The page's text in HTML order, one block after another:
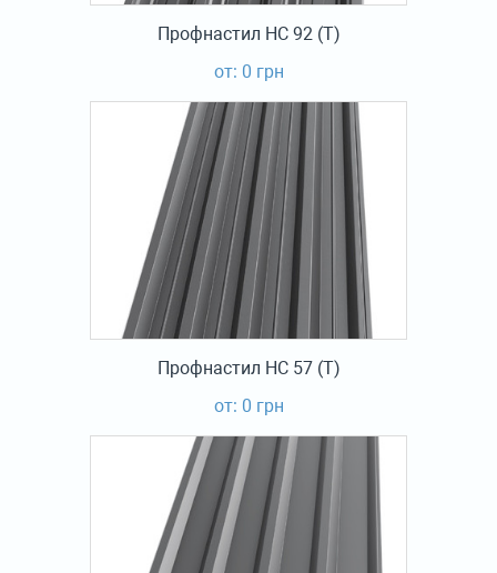
Профнастил НС 92 (Т)
от: 0 грн
Профнастил НС 57 (Т)
от: 0 грн